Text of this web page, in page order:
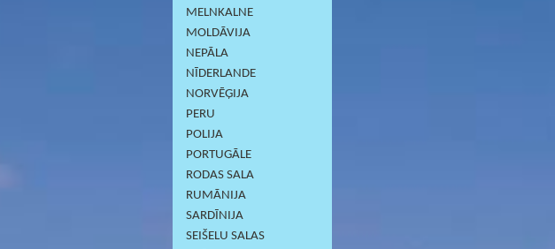
MELNKALNE
MOLDĀVIJA
NEPĀLA
NĪDERLANDE
NORVĒĢIJA
PERU
POLIJA
PORTUGĀLE
RODAS SALA
RUMĀNIJA
SARDĪNIJА
SEIŠELU SALAS